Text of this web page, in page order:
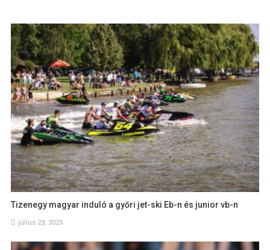
Tizenegy magyar induló a győri jet-ski Eb-n és junior vb-n
július 23, 2025